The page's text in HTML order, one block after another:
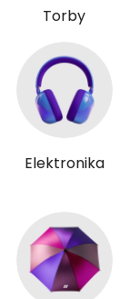
Torby
Elektronika